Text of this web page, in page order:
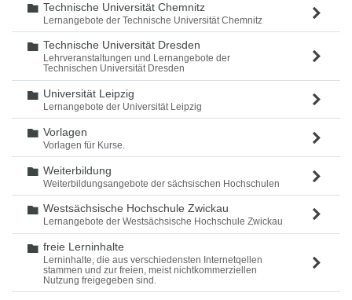
Ordner
Technische Universität Chemnitz
Lernangebote der Technische Universität Chemnitz
Ordner
Technische Universität Dresden
Lehrveranstaltungen und Lernangebote der
Technischen Universität Dresden
Ordner
Universität Leipzig
Lernangebote der Universität Leipzig
Ordner
Vorlagen
Vorlagen für Kurse.
Ordner
Weiterbildung
Weiterbildungsangebote der sächsischen Hochschulen
Ordner
Westsächsische Hochschule Zwickau
Lernangebote der Westsächsische Hochschule Zwickau
Ordner
freie Lerninhalte
Lerninhalte, die aus verschiedensten Internetqellen
stammen und zur freien, meist nichtkommerziellen
Nutzung freigegeben sind.